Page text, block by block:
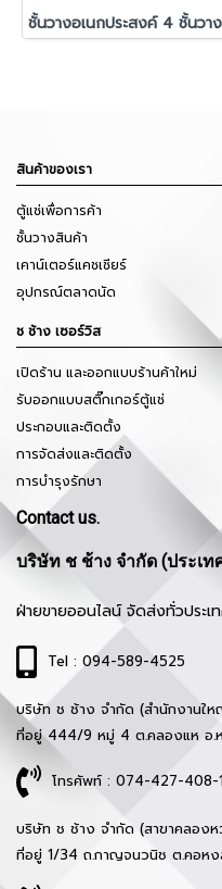
สินค้าของเรา
ตู้แช่เพื่อการค้า
ชั้นวางสินค้า
เคาน์เตอร์แคชเชียร์
อุปกรณ์ตลาดนัด
ช ช้าง เซอร์วิส
เปิดร้าน และออกแบบร้านค้าใหม่
รับออกแบบสติ๊กเกอร์ตู้แช่
ประกอบและติดตั้ง
การจัดส่งและติดตั้ง
การบำรุงรักษา
Contact us.
บริษัท ช ช้าง จำกัด (ประเท
ฝ่ายขายออนไลน์ จัดส่งทั่วประเ
Tel : 094-589-4525
บริษัท ช ช้าง จำกัด (สำนักงานใ
ที่อยู่ 444/9 หมู่ 4 ต.คลองแห อ.
โทรศัพท์ : 074-427-408-
บริษัท ช ช้าง จำกัด (สาขาคลองห
ที่อยู่ 1/34 ถ.กาญจนวนิช ต.คอห